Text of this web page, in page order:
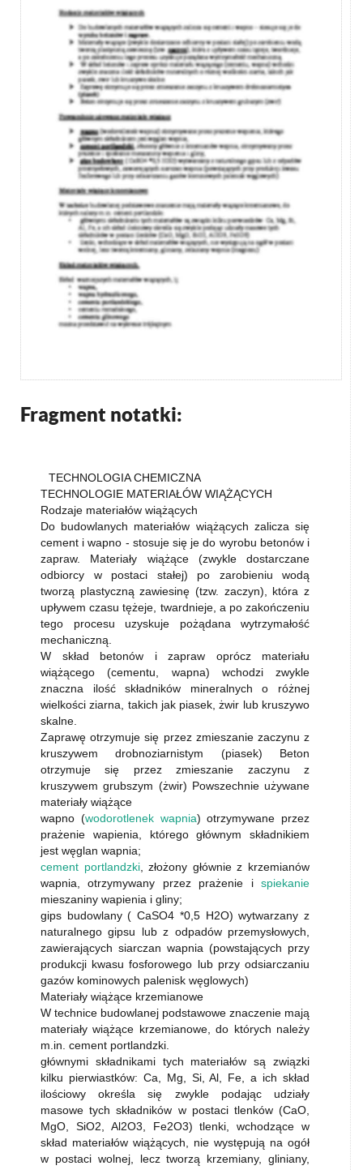
Fragment notatki:
TECHNOLOGIA CHEMICZNA
TECHNOLOGIE MATERIAŁÓW WIĄŻĄCYCH
Rodzaje materiałów wiążących
Do budowlanych materiałów wiążących zalicza się
cement i wapno - stosuje się je do wyrobu betonów i
zapraw. Materiały wiążące (zwykle dostarczane
odbiorcy w postaci stałej) po zarobieniu wodą
tworzą plastyczną zawiesinę (tzw. zaczyn), która z
upływem czasu tężeje, twardnieje, a po zakończeniu
tego procesu uzyskuje pożądana wytrzymałość
mechaniczną.
W skład betonów i zapraw oprócz materiału
wiążącego (cementu, wapna) wchodzi zwykle
znaczna ilość składników mineralnych o różnej
wielkości ziarna, takich jak piasek, żwir lub kruszywo
skalne.
Zaprawę otrzymuje się przez zmieszanie zaczynu z
kruszywem drobnoziarnistym (piasek) Beton
otrzymuje się przez zmieszanie zaczynu z
kruszywem grubszym (żwir) Powszechnie używane
materiały wiążące
wapno (wodorotlenek wapnia) otrzymywane przez
prażenie wapienia, którego głównym składnikiem
jest węglan wapnia;
cement portlandzki, złożony głównie z krzemianów
wapnia, otrzymywany przez prażenie i spiekanie
mieszaniny wapienia i gliny;
gips budowlany ( CaSO4 *0,5 H2O) wytwarzany z
naturalnego gipsu lub z odpadów przemysłowych,
zawierających siarczan wapnia (powstających przy
produkcji kwasu fosforowego lub przy odsiarczaniu
gazów kominowych palenisk węglowych)
Materiały wiążące krzemianowe
W technice budowlanej podstawowe znaczenie mają
materiały wiążące krzemianowe, do których należy
m.in. cement portlandzki.
głównymi składnikami tych materiałów są związki
kilku pierwiastków: Ca, Mg, Si, Al, Fe, a ich skład
ilościowy określa się zwykle podając udziały
masowe tych składników w postaci tlenków (CaO,
MgO, SiO2, Al2O3, Fe2O3) tlenki, wchodzące w
skład materiałów wiążących, nie występują na ogół
w postaci wolnej, lecz tworzą krzemiany, gliniany,